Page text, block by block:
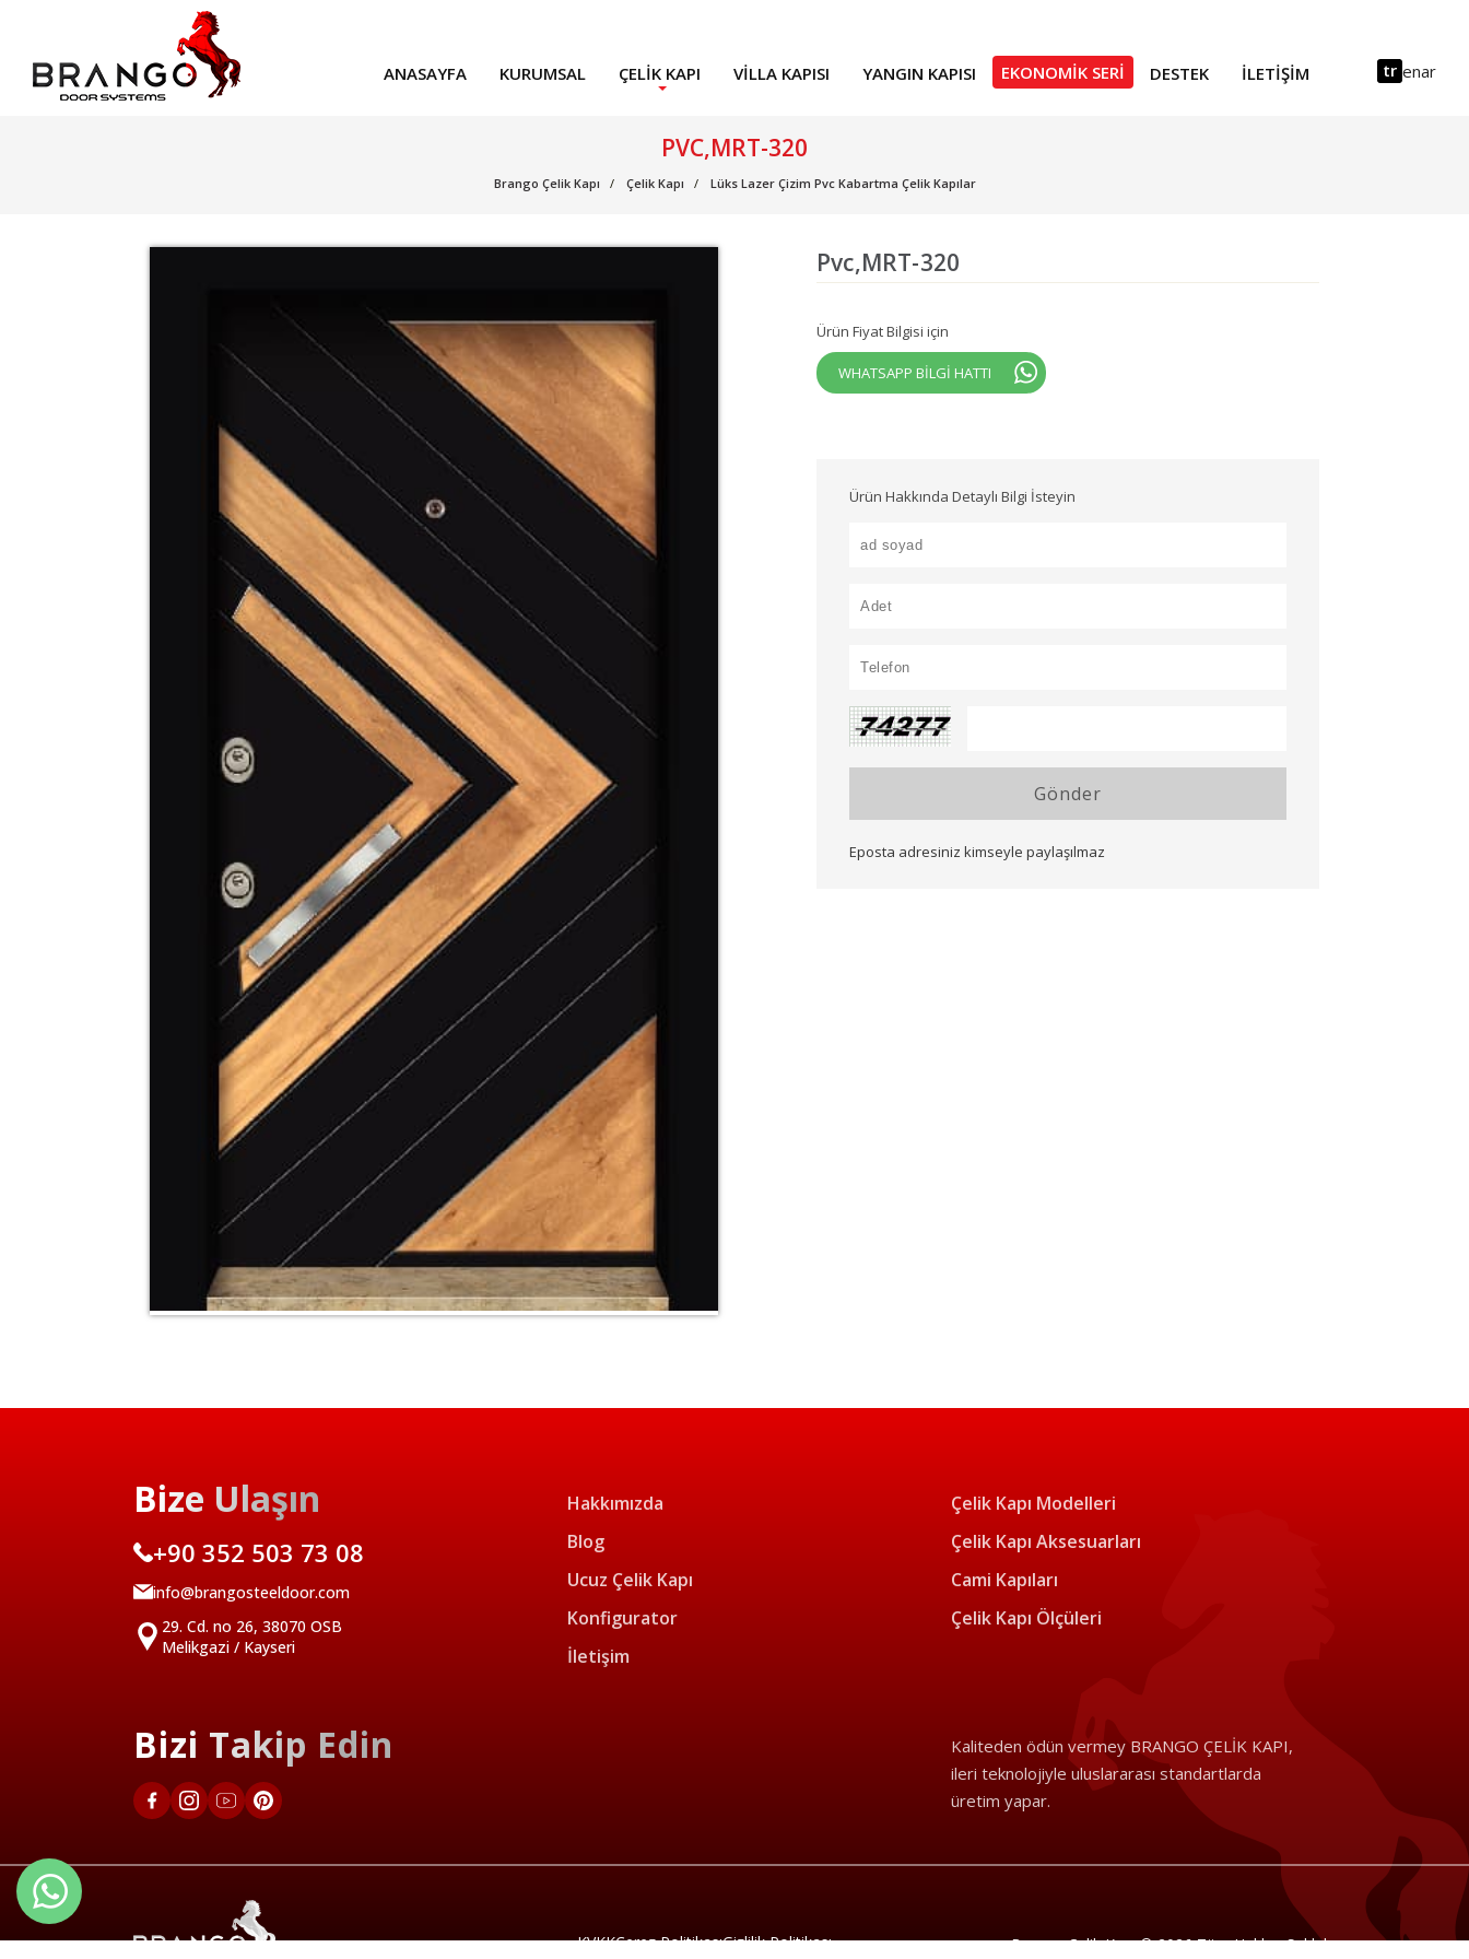
ANASAYFA KURUMSAL ÇELIK KAPI VILLA KAPISI YANGIN KAPISI EKONOMIK SERI DESTEK İLETIŞIM tr enar
PVC,MRT-320
Brango Çelik Kapı Çelik Kapı Lüks Lazer Çizim Pvc Kabartma Çelik Kapılar
Pvc,MRT-320
Ürün Fiyat Bilgisi için
WHATSAPP BİLGİ HATTI
Ürün Hakkında Detaylı Bilgi İsteyin
Gönder
Eposta adresiniz kimseyle paylaşılmaz
Bize Ulaşın
+90 352 503 73 08
info@brangosteeldoor.com
29. Cd. no 26, 38070 OSB
Melikgazi / Kayseri
Bizi Takip Edin
Hakkımızda
Blog
Ucuz Çelik Kapı
Konfigurator
İletişim
Çelik Kapı Modelleri
Çelik Kapı Aksesuarları
Cami Kapıları
Çelik Kapı Ölçüleri
Kaliteden ödün vermey BRANGO ÇELİK KAPI,
ileri teknolojiyle uluslararası standartlarda
üretim yapar.
KVKKÇerez PolitikasıGizlilik Politikası Brango Çelik Kapı © 2026 Tüm Hakları Saklıdır
Türkçe
English 1